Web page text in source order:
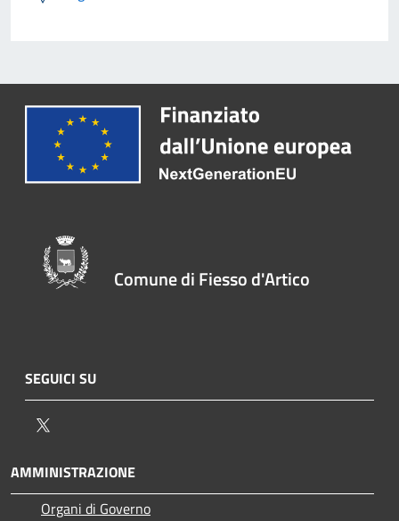
Comune di Fiesso d'Artico
SEGUICI SU
AMMINISTRAZIONE
Organi di Governo